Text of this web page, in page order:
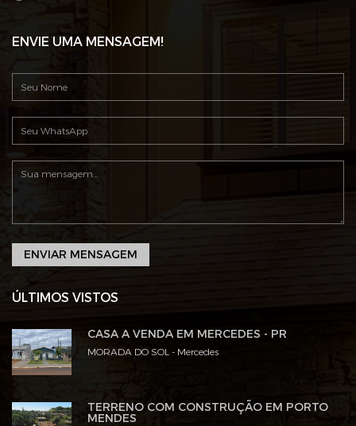
ÚLTIMOS VISTOS
CASA A VENDA EM MERCEDES - PR
MORADA DO SOL - Mercedes
TERRENO COM CONSTRUÇÃO EM PORTO
MENDES
ENVIE UMA MENSAGEM!
ENVIAR MENSAGEM